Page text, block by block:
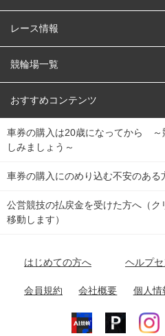
競輪
オートレース
競輪くじ
Dokanto!
チャリロトプラザ
レース情報
レース予想
レース結果
キャリーオーバー一覧
競輪場一覧
北日本 函館競輪場
関
東
弥彦競輪場 前橋競輪場
関
東
小田原競輪場
名古屋競輪場 岐阜競輪場
富山競輪場 松阪競輪場
福井競輪場 奈良競輪場
おすすめコンテンツ
競輪選手情報
Perfecta Navi
netkeirin
車券の購入は20歳になってから ～
しみましょう～
車券の購入にのめり込む不安のある
公営競技の払戻金を受けた方へ（
移動します）
はじめての方へ ヘルプ
会員規約 会社概要 個人情